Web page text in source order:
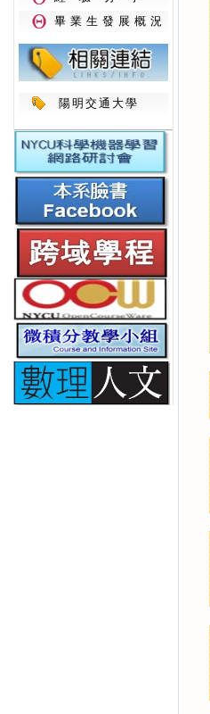
畢業生發展概況
陽明交通大學